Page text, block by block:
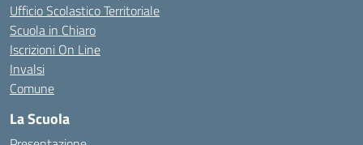
Ufficio Scolastico Territoriale
Scuola in Chiaro
Iscrizioni On Line
Invalsi
Comune
La Scuola